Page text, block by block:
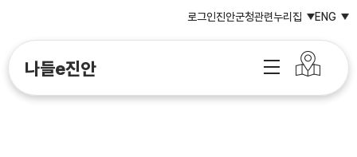
로그인진안군청관련누리집 ENG
나들e진안